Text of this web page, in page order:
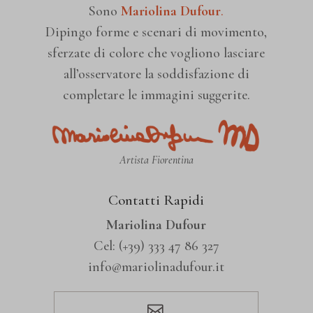
SonoMariolina Dufour.
Dipingo forme e scenari di movimento,
sferzate di colore che vogliono lasciare
all’osservatore la soddisfazione di
completare le immagini suggerite.
Artista Fiorentina
Contatti Rapidi
Mariolina Dufour
Cel: (+39) 333 47 86 327
info@mariolinadufour.it
region1.google-analytics.com
www.googletagmanager.com
social media, ecc.
Mostra dettagli
fonts.googleapis.com
fonts.gstatic.com
rientrano nelle altre categorie specifiche o che non sono stati
Mostra dettagli